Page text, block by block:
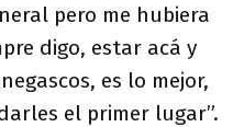
pero me hubiera
digo, estar acá y
es lo mejor,
el primer lugar”.